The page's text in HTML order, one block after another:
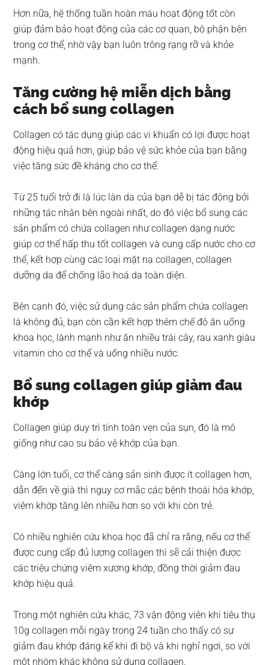
Hơn nữa, hệ thống tuần hoàn máu hoạt động tốt còn
giúp đảm bảo hoạt động của các cơ quan, bộ phận bên
trong cơ thể, nhờ vậy bạn luôn trông rạng rỡ và khỏe
mạnh.
Tăng cường hệ miễn dịch bằng
cách bổ sung collagen
Collagen có tác dụng giúp các vi khuẩn có lợi được hoạt
động hiệu quả hơn, giúp bảo vệ sức khỏe của bạn bằng
việc tăng sức đề kháng cho cơ thể.
Từ 25 tuổi trở đi là lúc làn da của bạn dễ bị tác động bởi
những tác nhân bên ngoài nhất, do đó việc bổ sung các
sản phẩm có chứa collagen như collagen dạng nước
giúp cơ thể hấp thu tốt collagen và cung cấp nước cho cơ
thể, kết hợp cùng các loại mặt nạ collagen, collagen
dưỡng da để chống lão hoá da toàn diện.
Bên cạnh đó, việc sử dụng các sản phẩm chứa collagen
là không đủ, bạn còn cần kết hợp thêm chế độ ăn uống
khoa học, lành mạnh như ăn nhiều trái cây, rau xanh giàu
vitamin cho cơ thể và uống nhiều nước.
Bổ sung collagen giúp giảm đau
khớp
Collagen giúp duy trì tính toàn vẹn của sụn, đó là mô
giống như cao su bảo vệ khớp của bạn.
Càng lớn tuổi, cơ thể càng sản sinh được ít collagen hơn,
dẫn đến về già thì nguy cơ mắc các bệnh thoái hóa khớp,
viêm khớp tăng lên nhiều hơn so với khi còn trẻ.
Có nhiều nghiên cứu khoa học đã chỉ ra rằng, nếu cơ thể
được cung cấp đủ lượng collagen thì sẽ cải thiện được
các triệu chứng viêm xương khớp, đồng thời giảm đau
khớp hiệu quả.
Trong một nghiên cứu khác, 73 vận động viên khi tiêu thụ
10g collagen mỗi ngày trong 24 tuần cho thấy có sự
giảm đau khớp đáng kể khi đi bộ và khi nghỉ ngơi, so với
một nhóm khác không sử dụng collagen.